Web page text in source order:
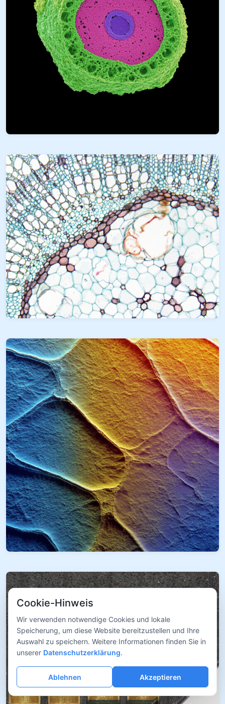
Cookie-Hinweis
Wir verwenden notwendige Cookies und lokale
Speicherung, um diese Website bereitzustellen und Ihre
Auswahl zu speichern. Weitere Informationen finden Sie in
unserer Datenschutzerklärung.
Ablehnen Akzeptieren